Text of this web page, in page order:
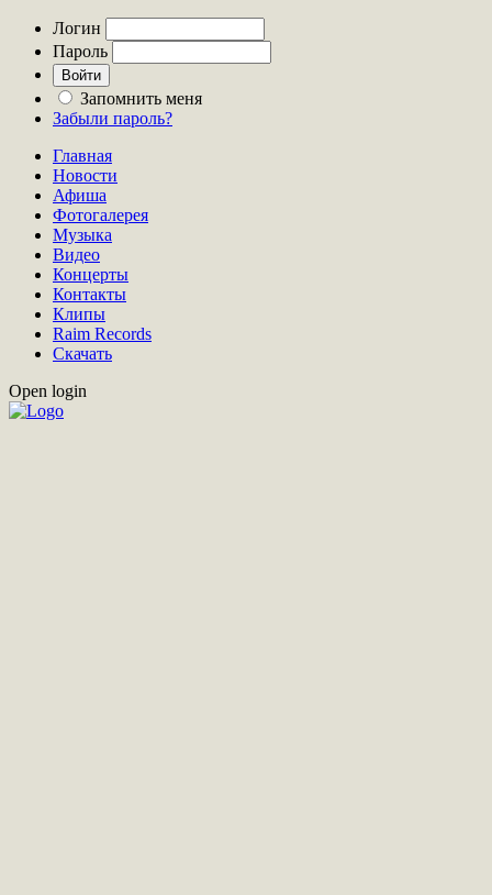
Логин
Пароль
Запомнить меня
Забыли пароль?
Главная
Новости
Афиша
Фотогалерея
Музыка
Видео
Концерты
Контакты
Клипы
Raim Records
Скачать
Open login